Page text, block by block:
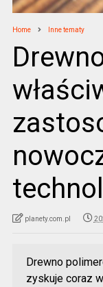
Home Inne tematy
planety.com.pl
Drewno
zyskuje coraz